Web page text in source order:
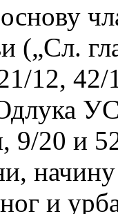
(„Сл.
12,
9/20 и
и